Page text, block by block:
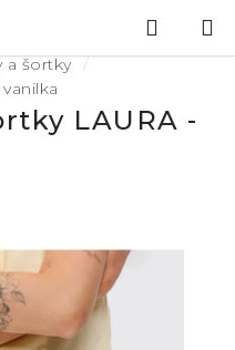
Hledat
a šortky
LAURA -